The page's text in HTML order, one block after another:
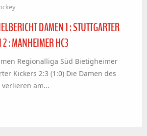
DAMEN 1 : STUTTGARTER
: MANHEIMER HC3
Regionalliga Süd Bietigheimer
Kickers 2:3 (1:0) Die Damen des
verlieren am...